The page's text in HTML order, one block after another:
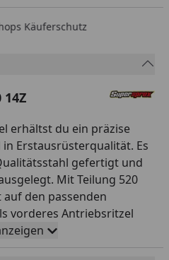
Käuferschutz
erhältst du ein präzise
Erstausrüsterqualität. Es
gefertigt und
Mit Teilung 520
auf den passenden
vorderes Antriebsritzel
und Kette einen
So sorgst du für eine